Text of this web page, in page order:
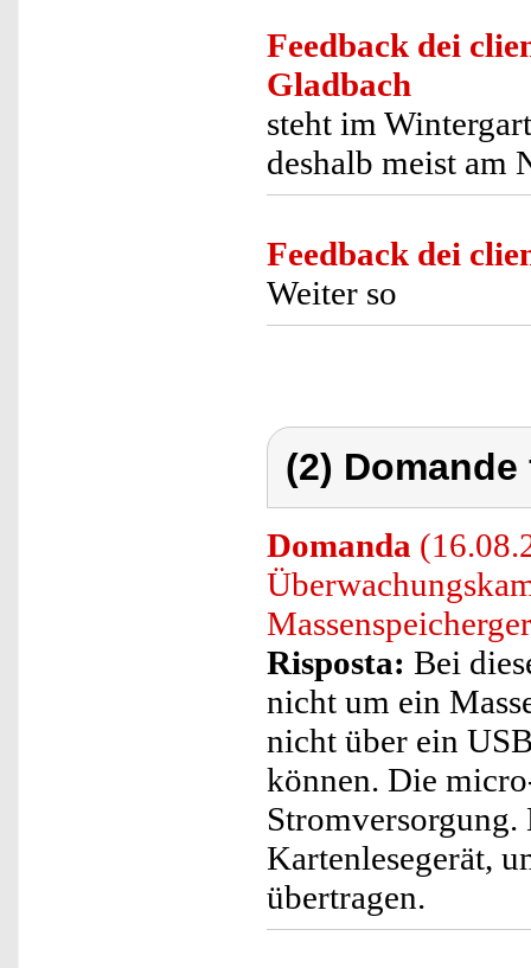
Feedback dei
Gladbach
steht im
deshalb meist am
Feedback dei
Weiter so
(2)
Domanda
Risposta: Bei
nicht um ein
nicht über ein
können. Die
Stromversorgung.
Kartenlesegerät,
übertragen.